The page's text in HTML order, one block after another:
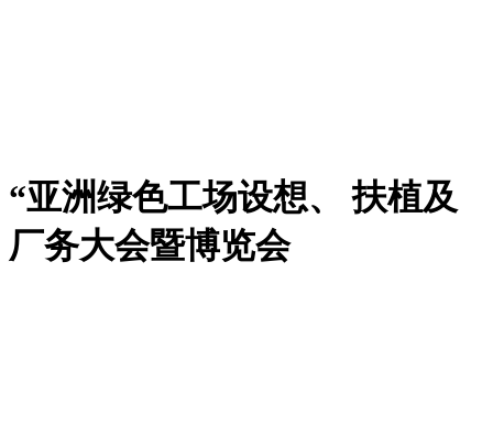
“亚洲绿色工场设想、 扶植及
厂务大会暨博览会